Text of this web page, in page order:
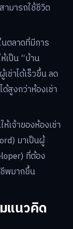
มารถใช้ชีวิต
นตลาดที่มีการ
เป็น “บ้าน
ช่าได้เร็วขึ้น ลด
สูงกว่าห้องเช่า
เจ้าของห้องเช่า
มาเป็นผู้
ที่ต้อง
พมากขึ้น
แนวคิด